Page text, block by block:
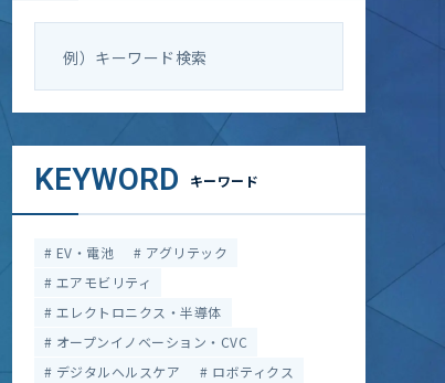
KEYWORD キーワード
EV・電池
アグリテック
エアモビリティ
エレクトロニクス・半導体
オープンイノベーション・CVC
デジタルヘルスケア
ロボティクス